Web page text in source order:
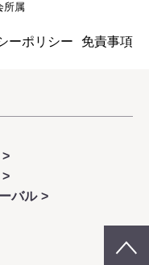
所属
ーポリシー 免責事項
バル